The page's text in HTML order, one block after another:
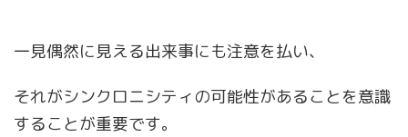
一見偶然に見える出来事にも注意を払い、
それがシンクロニシティの可能性があることを意識
することが重要です。